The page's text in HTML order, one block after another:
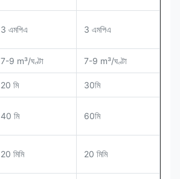
3 এমপিএ 3 এমপিএ
7-9 m³/ঘণ্টা 7-9 m³/ঘণ্টা
20 মি 30মি
40 মি 60মি
20 মিমি 20 মিমি